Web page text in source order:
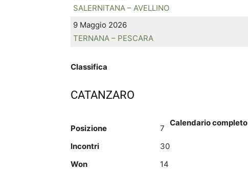
SALERNITANA – AVELLINO
9 Maggio 2026
TERNANA – PESCARA
Classifica
CATANZARO
Posizione
7
Incontri
30
Won
14
Calendario completo